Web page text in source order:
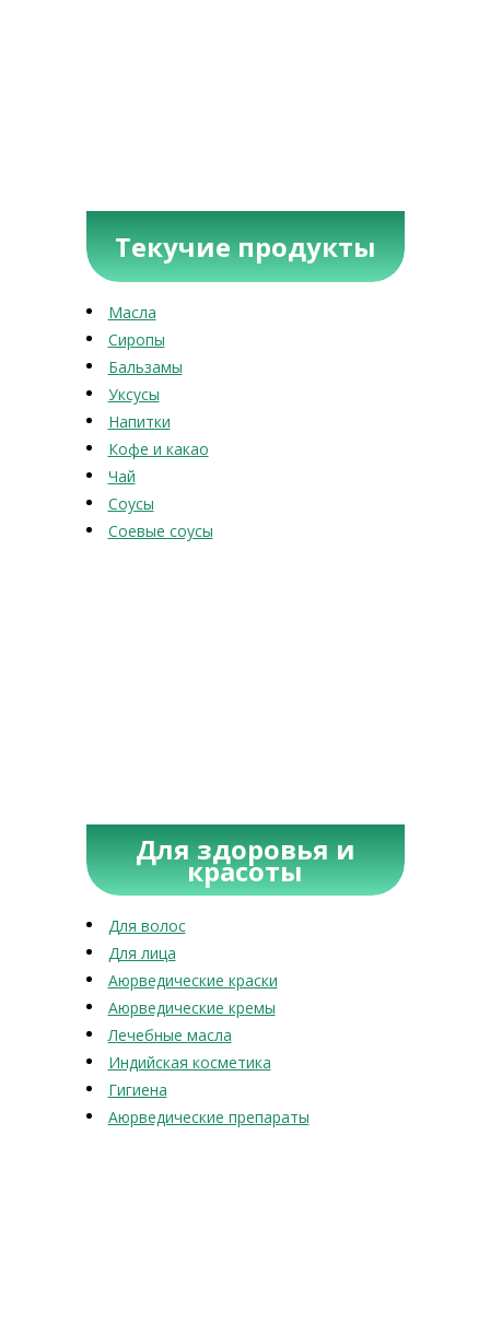
Текучие продукты
Масла
Сиропы
Бальзамы
Уксусы
Напитки
Кофе и какао
Чай
Соусы
Соевые соусы
Для здоровья и
красоты
Для волос
Для лица
Аюрведические краски
Аюрведические кремы
Лечебные масла
Индийская косметика
Гигиена
Аюрведические препараты